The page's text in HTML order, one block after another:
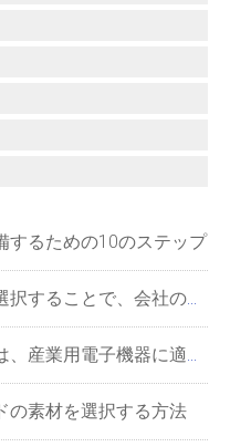
するための10のステップ
社の成長をどのように支援できるか
電子機器に適していますか？
の素材を選択する方法